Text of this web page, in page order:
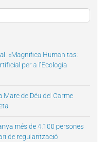
«Magnifica Humanitas:
per a l’Ecologia
Mare de Déu del Carme
més de 4.100 persones
de regularització